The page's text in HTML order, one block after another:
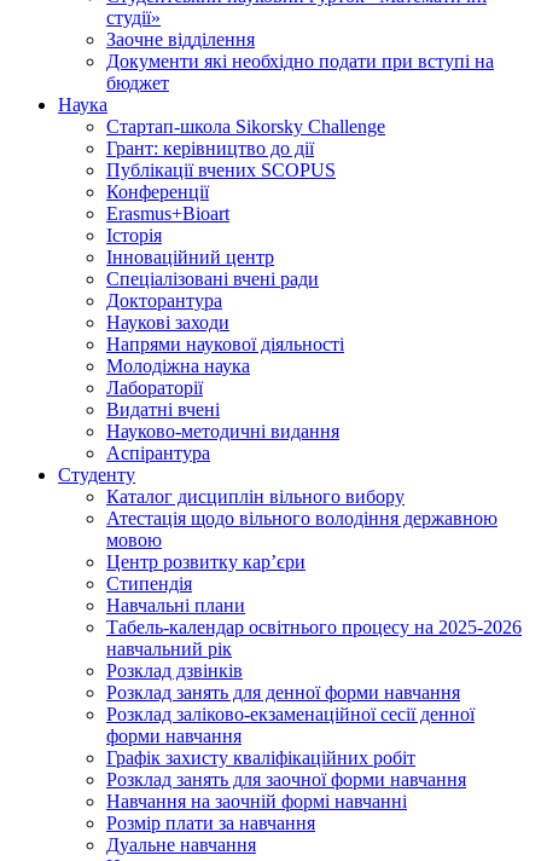
студії»
Заочне відділення
Документи які необхідно подати при вступі на
бюджет
Наука
Стартап-школа Sikorsky Challenge
Грант: керівництво до дії
Публікації вчених SCOPUS
Конференції
Erasmus+Bioart
Історія
Інноваційний центр
Спеціалізовані вчені ради
Докторантура
Наукові заходи
Напрями наукової діяльності
Молодіжна наука
Лабораторії
Видатні вчені
Науково-методичні видання
Аспірантура
Студенту
Каталог дисциплін вільного вибору
Атестація щодо вільного володіння державною
мовою
Центр розвитку кар’єри
Стипендія
Навчальні плани
Табель-календар освітнього процесу на 2025-2026
навчальний рік
Розклад дзвінків
Розклад занять для денної форми навчання
Розклад заліково-екзаменаційної сесії денної
форми навчання
Графік захисту кваліфікаційних робіт
Розклад занять для заочної форми навчання
Навчання на заочній формі навчанні
Розмір плати за навчання
Дуальне навчання